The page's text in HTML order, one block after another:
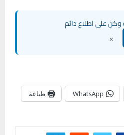
وكن على اطلاع دائم
×
WhatsApp طباعة